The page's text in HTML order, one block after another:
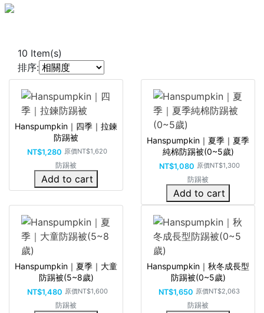
10 Item(s)
排序:
Hanspumpkin｜四季｜拉鍊
防踢被
NT$1,280 原價NT$1,620
防踢被
Add to cart
Hanspumpkin｜夏季｜夏季
純棉防踢被(0~5歲)
NT$1,080 原價NT$1,300
防踢被
Add to cart
Hanspumpkin｜夏季｜大童
防踢被(5~8歲)
NT$1,480 原價NT$1,600
防踢被
Hanspumpkin｜秋冬成長型
防踢被(0~5歲)
NT$1,650 原價NT$2,063
防踢被